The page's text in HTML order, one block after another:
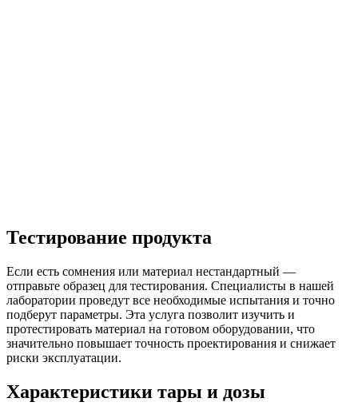
Тестирование продукта
Если есть сомнения или материал нестандартный —
отправьте образец для тестирования. Специалисты в нашей
лаборатории проведут все необходимые испытания и точно
подберут параметры. Эта услуга позволит изучить и
протестировать материал на готовом оборудовании, что
значительно повышает точность проектирования и снижает
риски эксплуатации.
Характеристики тары и дозы